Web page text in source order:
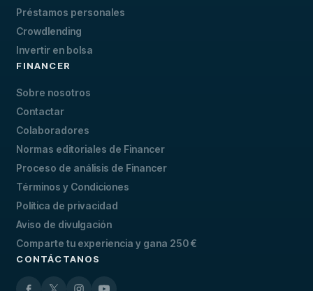
Préstamos personales
Crowdlending
Invertir en bolsa
FINANCER
Sobre nosotros
Contactar
Colaboradores
Normas editoriales de Financer
Proceso de análisis de Financer
Términos y Condiciones
Política de privacidad
Aviso de divulgación
Comparte tu experiencia y gana 250 €
CONTÁCTANOS